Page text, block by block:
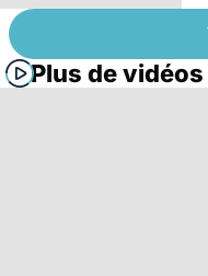
Plus de vidéos